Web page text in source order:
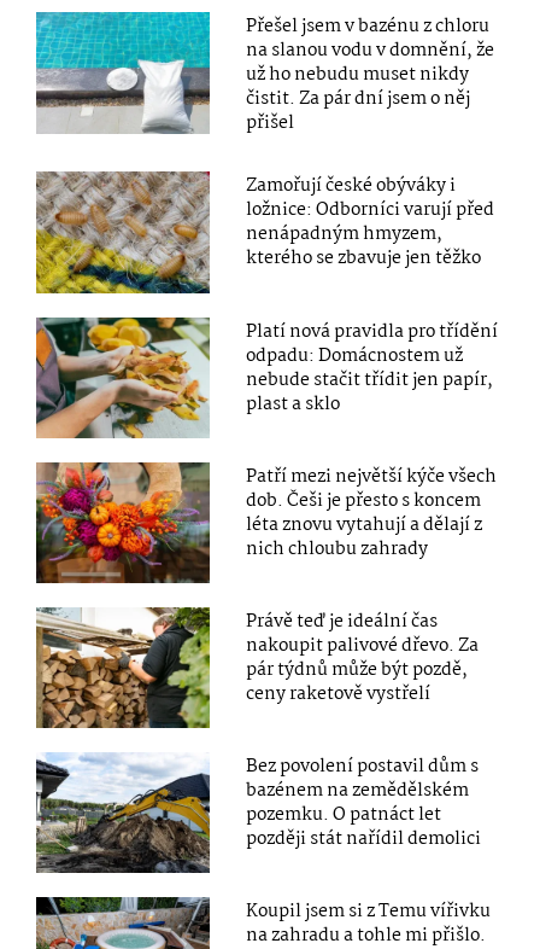
Přešel jsem v bazénu z chloru
na slanou vodu v domnění, že
už ho nebudu muset nikdy
čistit. Za pár dní jsem o něj
přišel
Zamořují české obýváky i
ložnice: Odborníci varují před
nenápadným hmyzem,
kterého se zbavuje jen těžko
Platí nová pravidla pro třídění
odpadu: Domácnostem už
nebude stačit třídit jen papír,
plast a sklo
Patří mezi největší kýče všech
dob. Češi je přesto s koncem
léta znovu vytahují a dělají z
nich chloubu zahrady
Právě teď je ideální čas
nakoupit palivové dřevo. Za
pár týdnů může být pozdě,
ceny raketově vystřelí
Bez povolení postavil dům s
bazénem na zemědělském
pozemku. O patnáct let
později stát nařídil demolici
Koupil jsem si z Temu vířivku
na zahradu a tohle mi přišlo.